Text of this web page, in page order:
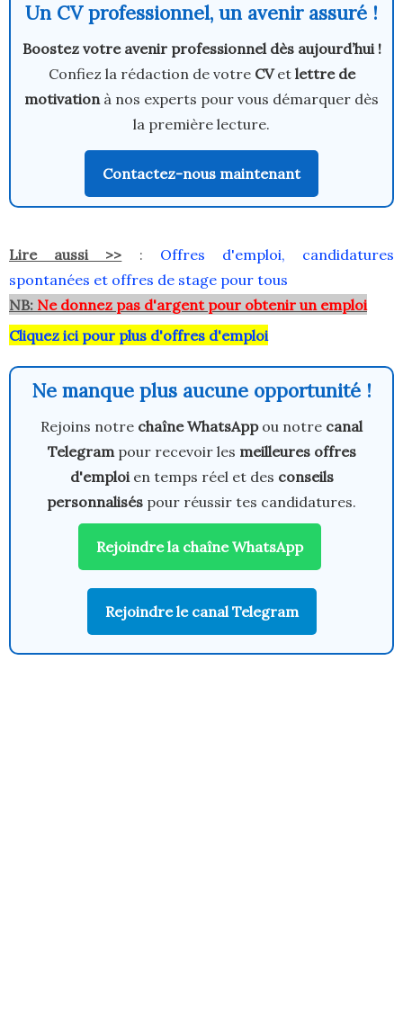
Un CV professionnel, un avenir assuré !
Boostez votre avenir professionnel dès aujourd’hui !
Confiez la rédaction de votre CVet lettre de
motivationà nos experts pour vous démarquer dès
la première lecture.
Contactez-nous maintenant
Lire aussi >> : Offres d'emploi, candidatures
spontanées et offres de stage pour tous
NB: Ne donnez pas d'argent pour obtenir un emploi
Cliquez ici pour plus d'offres d'emploi
Ne manque plus aucune opportunité !
Rejoins notre chaîne WhatsAppou notre canal
Telegrampour recevoir les meilleures offres
d'emploien temps réel et des conseils
personnalisés pour réussir tes candidatures.
Rejoindre la chaîne WhatsApp
Rejoindre le canal Telegram